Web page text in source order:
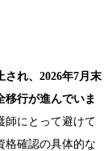
され、2026年7月末
移行が進んでいま
師にとって避けて
格確認の具体的な